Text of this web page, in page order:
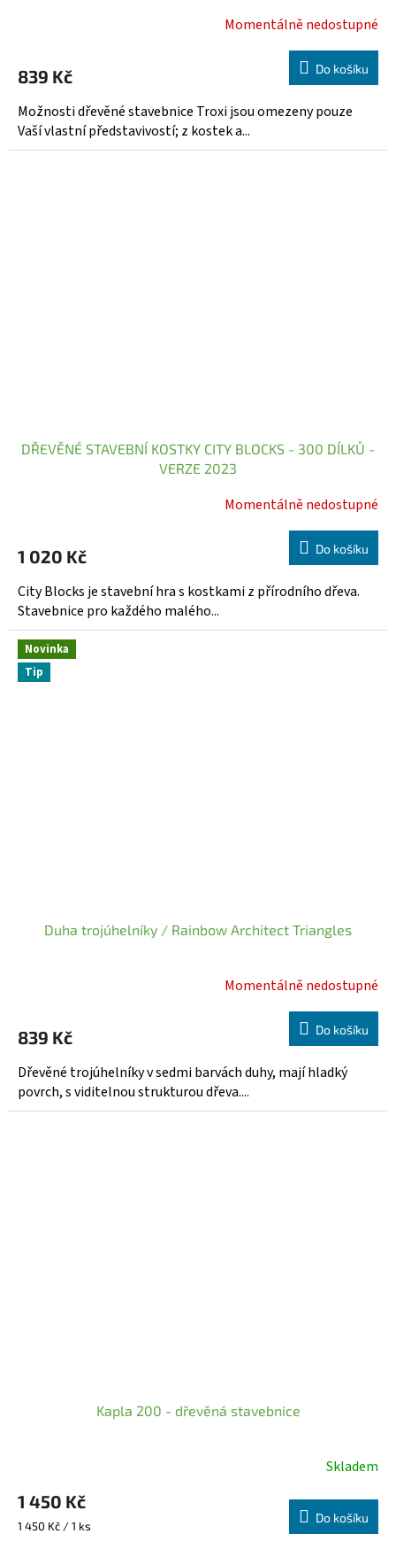
Momentálně nedostupné
839 Kč Do košíku
Možnosti dřevěné stavebnice Troxi jsou omezeny pouze
Vaší vlastní představivostí; z kostek a...
DŘEVĚNÉ STAVEBNÍ KOSTKY CITY BLOCKS - 300 DÍLKŮ -
VERZE 2023
Momentálně nedostupné
1 020 Kč Do košíku
City Blocks je stavební hra s kostkami z přírodního dřeva.
Stavebnice pro každého malého...
Novinka
Tip
Duha trojúhelníky / Rainbow Architect Triangles
Momentálně nedostupné
839 Kč Do košíku
Dřevěné trojúhelníky v sedmi barvách duhy, mají hladký
povrch, s viditelnou strukturou dřeva....
Kapla 200 - dřevěná stavebnice
Skladem
1 450 Kč
Měrná
1 450 Kč / 1 ks
Do košíku